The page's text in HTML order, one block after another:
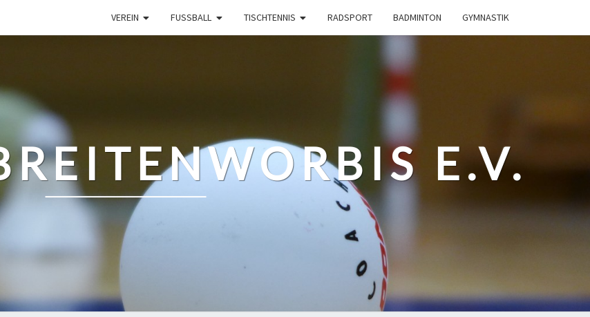
VEREIN FUSSBALL TISCHTENNIS RADSPORT BADMINTON GYMNASTIK
E.V.